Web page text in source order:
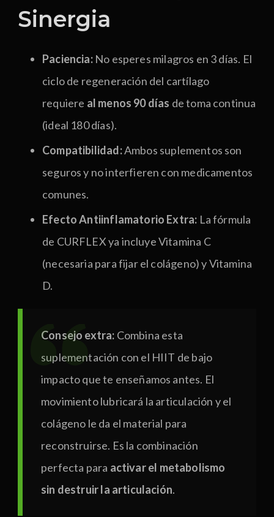
Sinergia
Paciencia:No esperes milagros en 3 días. El
ciclo de regeneración del cartílago
requiere al menos 90 días de toma continua
(ideal 180 días).
Compatibilidad:Ambos suplementos son
seguros y no interfieren con medicamentos
comunes.
Efecto Antiinflamatorio Extra: La fórmula
de CURFLEX ya incluye Vitamina C
(necesaria para fijar el colágeno) y Vitamina
D.
Consejo extra: Combina esta
suplementación con el HIIT de bajo
impacto que te enseñamos antes. El
movimiento lubricará la articulación y el
colágeno le da el material para
reconstruirse. Es la combinación
perfecta para activar el metabolismo
sin destruir la articulación.